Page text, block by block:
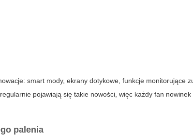
smart mody, ekrany dotykowe, funkcje monitorujące
regularnie pojawiają się takie nowości, więc każdy fan
palenia